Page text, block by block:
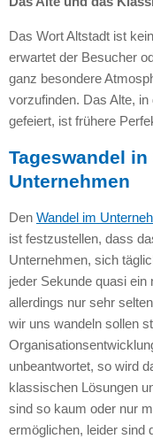
Das Wort Altstadt ist
erwartet der Besucher
ganz besondere
vorzufinden. Das Alte,
gefeiert, ist frühere
Tageswandel
Unternehmen
Den Wandel im
ist festzustellen, dass
Unternehmen, sich
jeder Sekunde quasi
allerdings nur sehr
wir uns wandeln sollen
unbeantwortet, so wird
klassischen Lösungen
sind so kaum oder nur
ermöglichen, leider sind